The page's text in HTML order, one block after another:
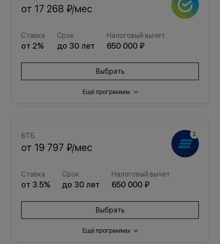
от 17 268 ₽/мес
Ставка
от 2%
Срок
до 30 лет
Налоговый вычет
650 000 ₽
Выбрать
Ещё программы
от23 123 ₽/мес
от3.5% до30 650 000 ₽
Выбрать
ВТБ
от 19 797 ₽/мес
Ставка
от 3.5%
Срок
до 30 лет
Налоговый вычет
650 000 ₽
Выбрать
Ещё программы